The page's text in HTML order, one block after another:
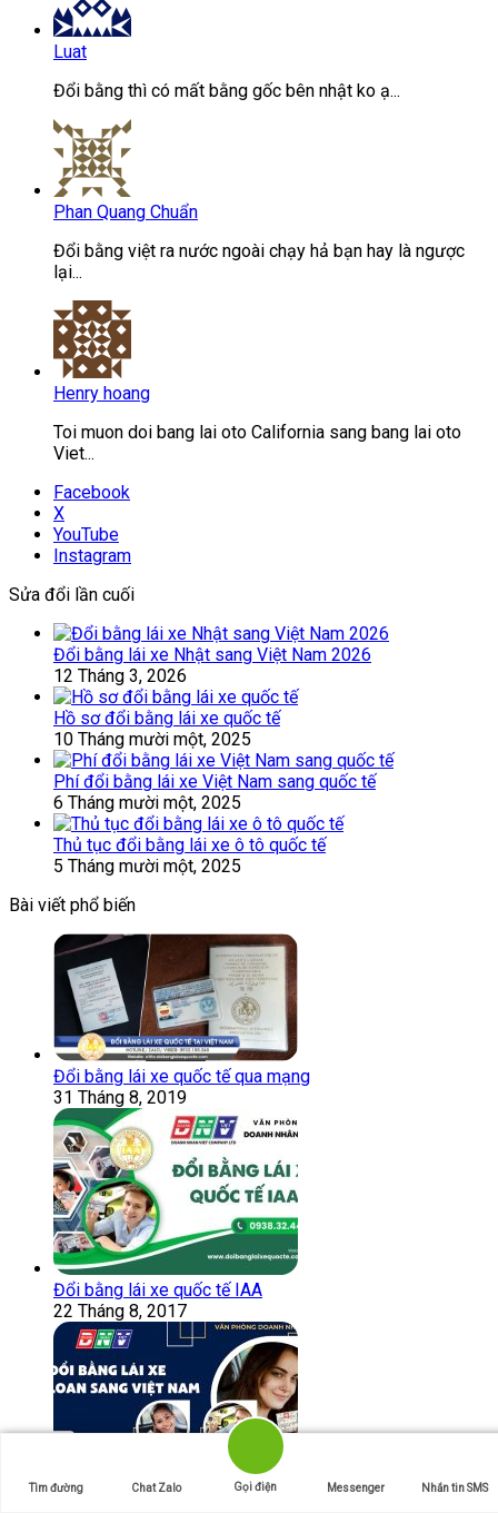
Luat
Đổi bằng thì có mất bằng gốc bên nhật ko ạ...
Phan Quang Chuẩn
Đổi bằng việt ra nước ngoài chạy hả bạn hay là ngược
lại...
Henry hoang
Toi muon doi bang lai oto California sang bang lai oto
Viet...
Facebook
X
YouTube
Instagram
Sửa đổi lần cuối
Đổi bằng lái xe Nhật sang Việt Nam 2026
12 Tháng 3, 2026
Hồ sơ đổi bằng lái xe quốc tế
10 Tháng mười một, 2025
Phí đổi bằng lái xe Việt Nam sang quốc tế
6 Tháng mười một, 2025
Thủ tục đổi bằng lái xe ô tô quốc tế
5 Tháng mười một, 2025
Bài viết phổ biến
Đổi bằng lái xe quốc tế qua mạng
31 Tháng 8, 2019
Đổi bằng lái xe quốc tế IAA
22 Tháng 8, 2017
Tìm đường Chat Zalo Gọi điện Messenger Nhắn tin SMS